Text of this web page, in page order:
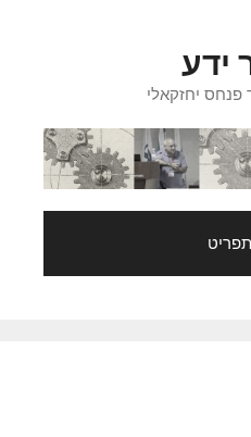
ידע
יחזקאלי
תפריט